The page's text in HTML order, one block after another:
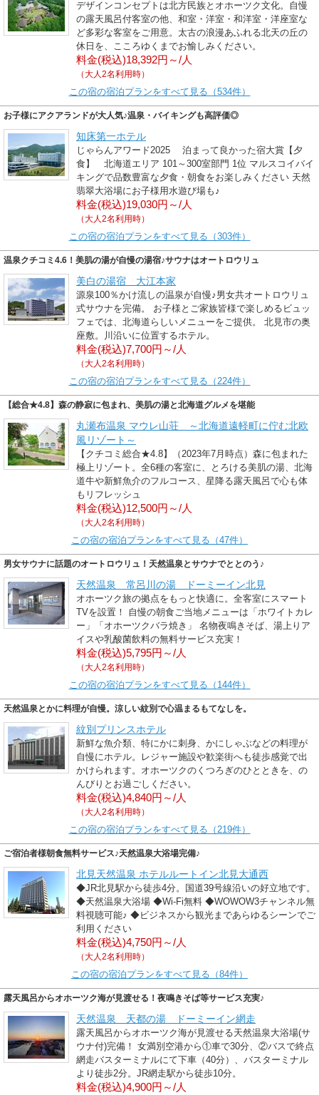
デザインコンセプトは北方民族とオホーツク文化。自慢
の露天風呂付客室の他、和室・洋室・和洋室・洋座室な
ど多彩な客室をご用意。太古の浪漫あふれる北天の丘の
休日を、こころゆくまでお愉しみください。
料金(税込)18,392円～/人
（大人2名利用時）
この宿の宿泊プランをすべて見る（534件）
お子様にアクアランドが大人気♪温泉・バイキングも高評価◎
知床第一ホテル
じゃらんアワード2025 泊まって良かった宿大賞【夕
食】 北海道エリア 101～300室部門 1位 マルスコイバイ
キングで品数豊富な夕食・朝食をお楽しみください 天然
翡翠大浴場にお子様用水遊び場も♪
料金(税込)19,030円～/人
（大人2名利用時）
この宿の宿泊プランをすべて見る（303件）
温泉クチコミ4.6！美肌の湯が自慢の湯宿♪サウナはオートロウリュ
美白の湯宿 大江本家
源泉100％かけ流しの温泉が自慢♪男女共オートロウリュ
式サウナを完備。 お子様とご家族皆様で楽しめるビュッ
フェでは、北海道らしいメニューをご提供。 北見市の奥
座敷。川沿いに位置するホテル。
料金(税込)7,700円～/人
（大人2名利用時）
この宿の宿泊プランをすべて見る（224件）
【総合★4.8】森の静寂に包まれ、美肌の湯と北海道グルメを堪能
丸瀬布温泉 マウレ山荘 ～北海道遠軽町に佇む北欧
風リゾート～
【クチコミ総合★4.8】（2023年7月時点）森に包まれた
極上リゾート。全6種の客室に、とろける美肌の湯、北海
道牛や新鮮魚介のフルコース、星降る露天風呂で心も体
もリフレッシュ
料金(税込)12,500円～/人
（大人2名利用時）
この宿の宿泊プランをすべて見る（47件）
男女サウナに話題のオートロウリュ！天然温泉とサウナでととのう♪
天然温泉 常呂川の湯 ドーミーイン北見
オホーツク旅の拠点をもっと快適に。全客室にスマート
TVを設置！ 自慢の朝食ご当地メニューは「ホワイトカレ
ー」「オホーツクバラ焼き」 名物夜鳴きそば、湯上りア
イスや乳酸菌飲料の無料サービス充実！
料金(税込)5,795円～/人
（大人2名利用時）
この宿の宿泊プランをすべて見る（144件）
天然温泉とかに料理が自慢。涼しい紋別で心温まるもてなしを。
紋別プリンスホテル
新鮮な魚介類、特にかに刺身、かにしゃぶなどの料理が
自慢にホテル。レジャー施設や歓楽街へも徒歩感覚で出
かけられます。オホーツクのくつろぎのひとときを、の
んびりとお過ごしください。
料金(税込)4,840円～/人
（大人2名利用時）
この宿の宿泊プランをすべて見る（219件）
ご宿泊者様朝食無料サービス♪天然温泉大浴場完備♪
北見天然温泉 ホテルルートイン北見大通西
◆JR北見駅から徒歩4分。国道39号線沿いの好立地です。
◆天然温泉大浴場 ◆Wi-Fi無料 ◆WOWOW3チャンネル無
料視聴可能♪ ◆ビジネスから観光まであらゆるシーンでご
利用ください
料金(税込)4,750円～/人
（大人2名利用時）
この宿の宿泊プランをすべて見る（84件）
露天風呂からオホーツク海が見渡せる！夜鳴きそば等サービス充実♪
天然温泉 天都の湯 ドーミーイン網走
露天風呂からオホーツク海が見渡せる天然温泉大浴場(サ
ウナ付)完備！ 女満別空港から①車で30分、②バスで終点
網走バスターミナルにて下車（40分）、バスターミナル
より徒歩2分。JR網走駅から徒歩10分。
料金(税込)4,900円～/人